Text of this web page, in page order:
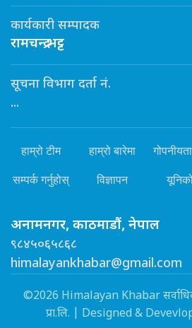
कार्यकारी सम्पादक
रामचन्द्र भट्ट
सूचना विभाग दर्ता नं.
...
हाम्रो टीम हाम्रो बारेमा
सम्पर्क गर्नुहोस् विज्ञापन
अनामनगर, काठमाडौं, नेपाल
९८४५०६५८६८
himalayankhabar@gmail.com
©2026 Himalayan Khabar
प्रा.लि. | Designed &